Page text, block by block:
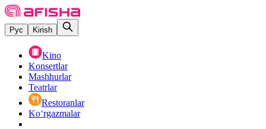
Рус Kirish
Kino
Konsertlar
Mashhurlar
Teatrlar
Restoranlar
Ko‘rgazmalar